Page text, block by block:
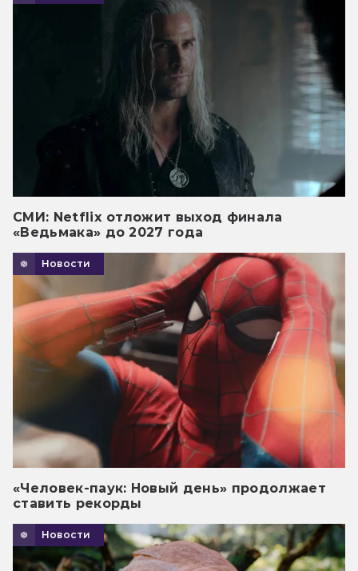
СМИ: Netflix отложит выход финала
«Ведьмака» до 2027 года
Новости
«Человек-паук: Новый день» продолжает
ставить рекорды
Новости